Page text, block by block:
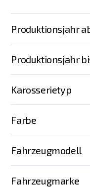
Produktionsjahr
Produktionsjahr
Karosserietyp
Farbe
Fahrzeugmodell
Fahrzeugmarke